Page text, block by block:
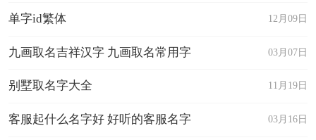
12月09日
单字id繁体
03月07日
九画取名吉祥汉字 九画取名常用字
11月19日
别墅取名字大全
03月16日
客服起什么名字好 好听的客服名字